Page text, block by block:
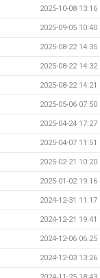
2025-10-08 13:16
2025-09-05 10:40
2025-08-22 14:35
2025-08-22 14:32
2025-08-22 14:21
2025-05-06 07:50
2025-04-24 17:27
2025-04-07 11:51
2025-02-21 10:20
2025-01-02 19:16
2024-12-31 11:17
2024-12-21 19:41
2024-12-06 06:25
2024-12-03 13:26